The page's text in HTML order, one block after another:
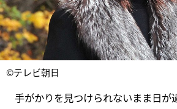
©テレビ朝日
手がかりを見つけられないまま日が